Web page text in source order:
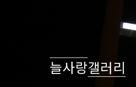
늘사랑갤러리